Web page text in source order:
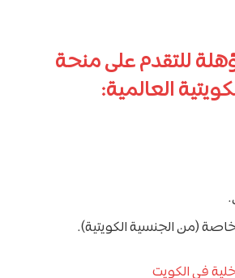
للتقدم على منحة
العالمية:
(من الجنسية الكويتية).
في الكويت